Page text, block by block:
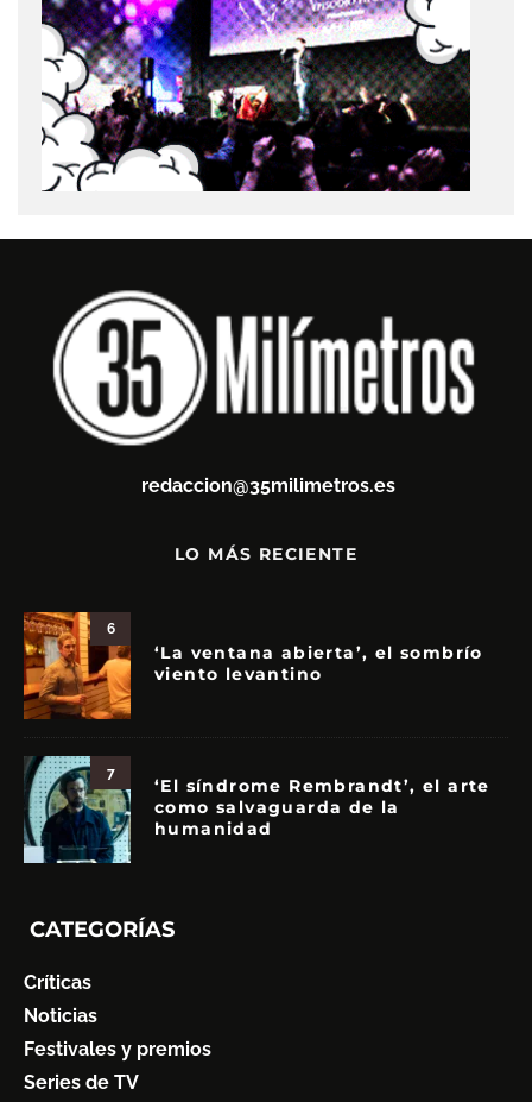
redaccion@35milimetros.es
LO MÁS RECIENTE
6
‘La ventana abierta’, el sombrío
viento levantino
7
‘El síndrome Rembrandt’, el arte
como salvaguarda de la
humanidad
CATEGORÍAS
Críticas
Noticias
Festivales y premios
Series de TV